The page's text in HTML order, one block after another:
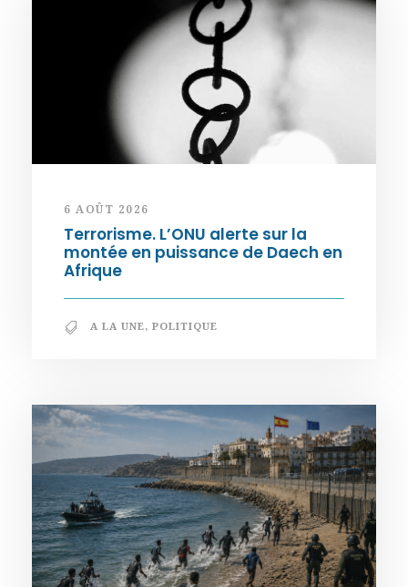
6 AOÛT 2026
Terrorisme. L’ONU alerte sur la
montée en puissance de Daech en
Afrique
A LA UNE, POLITIQUE